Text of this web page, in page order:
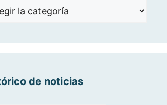
de noticias